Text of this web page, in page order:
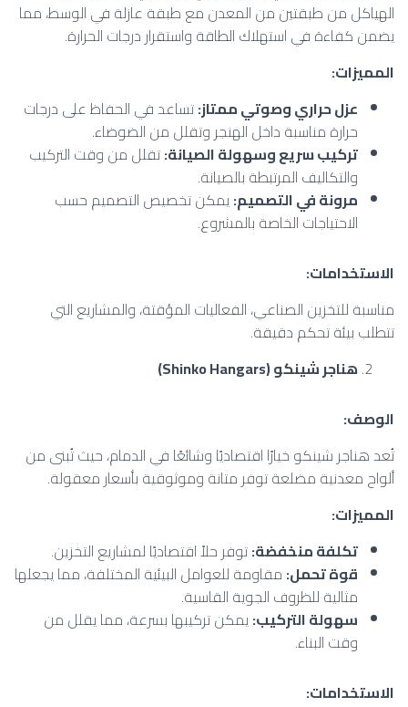
الهياكل من طبقتين من المعدن مع طبقة عازلة في الوسط، مما
يضمن كفاءة في استهلاك الطاقة واستقرار درجات الحرارة.
المميزات:
عزل حراري وصوتي ممتاز:تساعد في الحفاظ على درجات
حرارة مناسبة داخل الهنجر وتقلل من الضوضاء.
تركيب سريع وسهولة الصيانة:تقلل من وقت التركيب
والتكاليف المرتبطة بالصيانة.
مرونة في التصميم:يمكن تخصيص التصميم حسب
الاحتياجات الخاصة بالمشروع.
الاستخدامات:
مناسبة للتخزين الصناعي، الفعاليات المؤقتة، والمشاريع التي
تتطلب بيئة تحكم دقيقة.
هناجر شينكو(Shinko Hangars)
الوصف:
تُعد هناجر شينكو خيارًا اقتصاديًا وشائعًا في الدمام، حيث تُبنى من
ألواح معدنية مضلعة توفر متانة وموثوقية بأسعار معقولة.
المميزات:
تكلفة منخفضة:توفر حلاً اقتصاديًا لمشاريع التخزين.
قوة تحمل: مقاومة للعوامل البيئية المختلفة، مما يجعلها
مثالية للظروف الجوية القاسية.
سهولة التركيب:يمكن تركيبها بسرعة، مما يقلل من
وقت البناء.
الاستخدامات: